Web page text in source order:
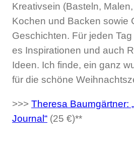
Kreativsein (Basteln,
Kochen und Backen sowie
Geschichten. Für jeden
es Inspirationen und auch
Ideen. Ich finde, ein ganz
für die schöne
>>> Theresa Baumgärtner:
Journal“ (25 €)**